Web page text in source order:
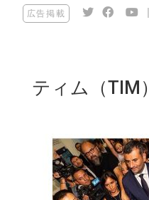
広告掲載
ティム（TIM）